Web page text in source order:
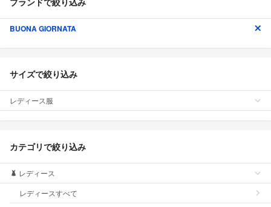
BUONA GIORNATA
サイズで絞り込み
レディース服
カテゴリで絞り込み
レディース
レディースすべて